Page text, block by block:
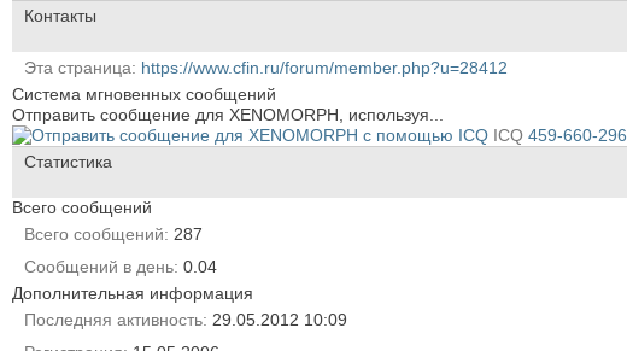
Контакты
Эта страница
https://www.cfin.ru/forum/member.php?u=28412
Система мгновенных сообщений
Отправить сообщение для XENOMORPH, используя...
ICQ 459-660-296
Статистика
Всего сообщений
Всего сообщений
287
Сообщений в день 0.04
Дополнительная информация
Последняя активность 29.05.2012 10:09